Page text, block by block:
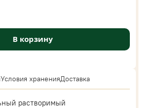
В корзину
Условия храненияДоставка
растворимый